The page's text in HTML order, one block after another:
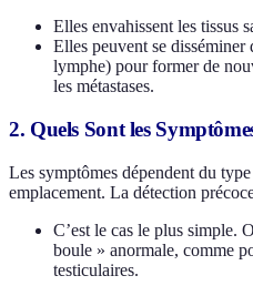
Elles envahissent les tissus
Elles peuvent se
lymphe) pour former de
les métastases.
2. Quels Sont les
Les symptômes dépendent du
emplacement. La détection
C’est le cas le plus simple.
boule » anormale, comme
testiculaires.